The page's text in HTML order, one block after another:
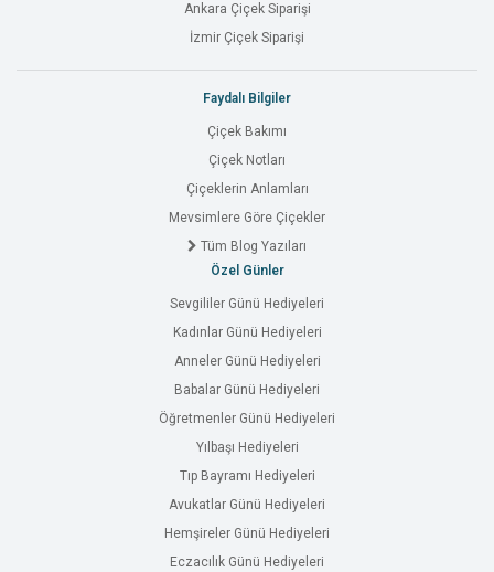
Ankara Çiçek Siparişi
İzmir Çiçek Siparişi
Faydalı Bilgiler
Çiçek Bakımı
Çiçek Notları
Çiçeklerin Anlamları
Mevsimlere Göre Çiçekler
Tüm Blog Yazıları
Özel Günler
Sevgililer Günü Hediyeleri
Kadınlar Günü Hediyeleri
Anneler Günü Hediyeleri
Babalar Günü Hediyeleri
Öğretmenler Günü Hediyeleri
Yılbaşı Hediyeleri
Tıp Bayramı Hediyeleri
Avukatlar Günü Hediyeleri
Hemşireler Günü Hediyeleri
Eczacılık Günü Hediyeleri